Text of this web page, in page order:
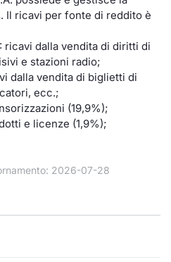
Il ricavi per fonte di reddito è
dalla vendita di diritti di
e stazioni radio;
dalla vendita di biglietti di
ecc.;
(19,9%);
e licenze (1,9%);
2026-07-28
Per
KID/
Milan
Notizie
Servizi